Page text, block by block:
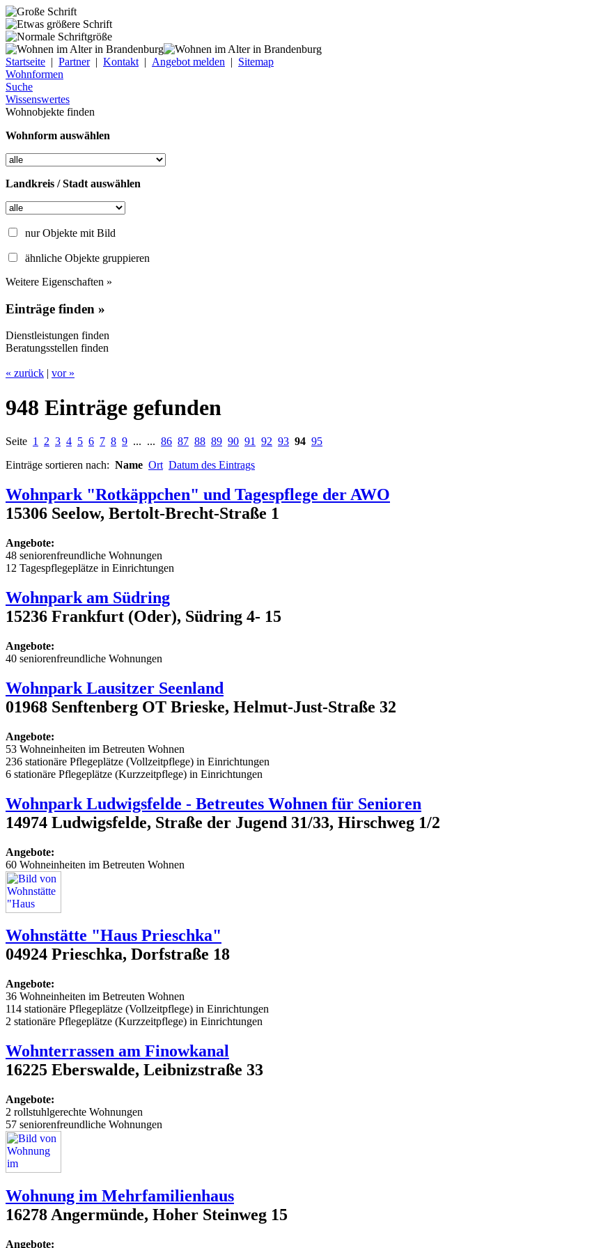
Startseite | Partner| Kontakt | Angebot melden | Sitemap
Wohnformen
Suche
Wissenswertes
Wohnobjekte finden
Wohnform auswählen
Landkreis / Stadt auswählen
nur Objekte mit Bild
ähnliche Objekte gruppieren
Weitere Eigenschaften »
Einträge finden »
Dienstleistungen finden
Beratungsstellen finden
« zurück | vor »
948 Einträge gefunden
Seite 1 2 3 4 5 6 7 8 9 ... ... 86 87 88 89 90 91 92 93 94 95
Einträge sortieren nach: Name Ort Datum des Eintrags
Wohnpark "Rotkäppchen" und Tagespflege der AWO
15306 Seelow, Bertolt-Brecht-Straße 1
Angebote:
48 seniorenfreundliche Wohnungen
12 Tagespflegeplätze in Einrichtungen
Wohnpark am Südring
15236 Frankfurt (Oder), Südring 4- 15
Angebote:
40 seniorenfreundliche Wohnungen
Wohnpark Lausitzer Seenland
01968 Senftenberg OT Brieske, Helmut-Just-Straße 32
Angebote:
53 Wohneinheiten im Betreuten Wohnen
236 stationäre Pflegeplätze (Vollzeitpflege) in Einrichtungen
6 stationäre Pflegeplätze (Kurzzeitpflege) in Einrichtungen
Wohnpark Ludwigsfelde - Betreutes Wohnen für Senioren
14974 Ludwigsfelde, Straße der Jugend 31/33, Hirschweg 1/2
Angebote:
60 Wohneinheiten im Betreuten Wohnen
Wohnstätte "Haus Prieschka"
04924 Prieschka, Dorfstraße 18
Angebote:
36 Wohneinheiten im Betreuten Wohnen
114 stationäre Pflegeplätze (Vollzeitpflege) in Einrichtungen
2 stationäre Pflegeplätze (Kurzzeitpflege) in Einrichtungen
Wohnterrassen am Finowkanal
16225 Eberswalde, Leibnizstraße 33
Angebote:
2 rollstuhlgerechte Wohnungen
57 seniorenfreundliche Wohnungen
Wohnung im Mehrfamilienhaus
16278 Angermünde, Hoher Steinweg 15
Angebote: